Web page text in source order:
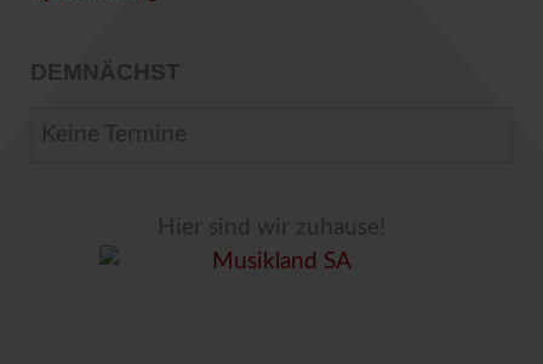
DEMNÄCHST
Keine Termine
Hier sind wir zuhause!